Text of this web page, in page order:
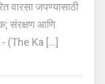
वारसा जपण्यासाठी
संरक्षण आणि
(The Ka [...]